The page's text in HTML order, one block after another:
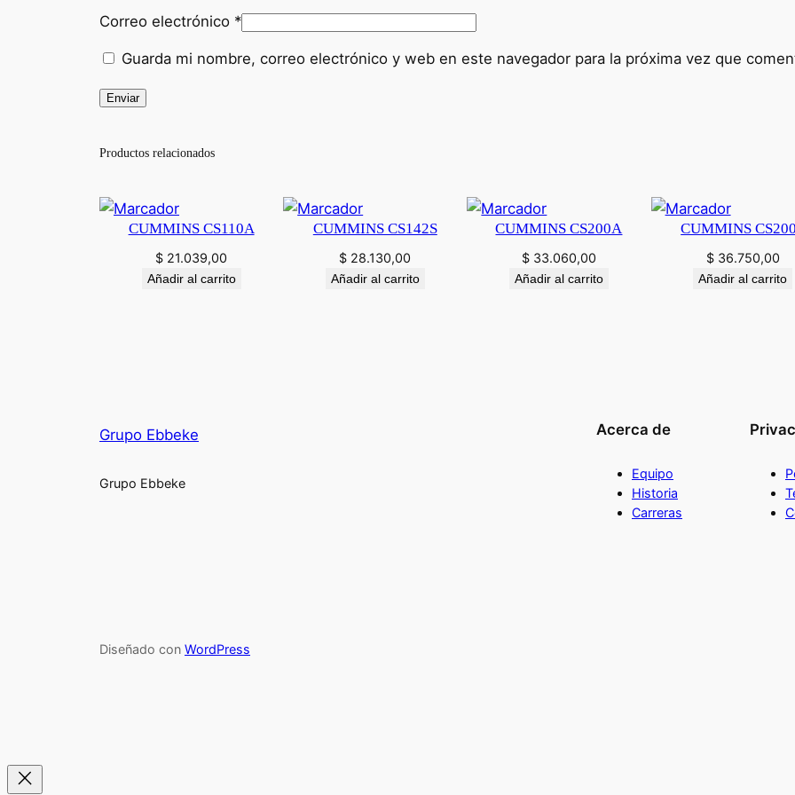
d
Correo electrónico *
Guarda mi nombre, correo electrónico y web en este navegador para la próxima vez que
Productos relacionados
CUMMINS CS110A
$ 21.039,00
Añadir al carrito
CUMMINS CS142S
$ 28.130,00
Añadir al carrito
CUMMINS CS200A
$33.060,00
Añadir al carrito
CUMMINS
$36.750,00
Añadir al carrito
Grupo Ebbeke
Grupo Ebbeke
Acerca de
Equipo
Historia
Carreras
Diseñado con WordPress